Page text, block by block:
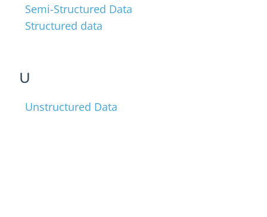
Semi-Structured Data
Structured data
U
Unstructured Data